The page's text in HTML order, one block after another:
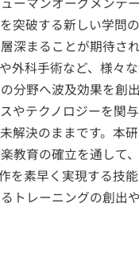
突破する新しい学問
深まることが期待さ
外科手術など、様々
野へ波及効果を創
やテクノロジーを関
解決のままです。本
教育の確立を通し
を素早く実現する技
トレーニングの創